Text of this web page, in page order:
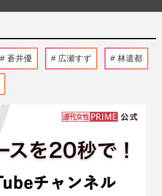
蒼井優 広瀬すず 林遣都